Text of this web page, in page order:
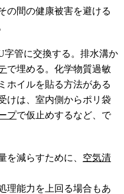
の間の健康被害を避ける
字管に交換する。排水溝か
で埋める。化学物質過敏
ホイルを貼る方法がある
けは、室内側からポリ袋
プで仮止めするなど、で
を減らすために、 空気清
理能力を上回る場合もあ